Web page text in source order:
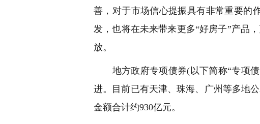
善，对于市场信心提振具有非常重要的
发，也将在未来带来更多“好房子”产品
放。
地方政府专项债券(以下简称“专项债
进。目前已有天津、珠海、广州等多地
金额合计约930亿元。